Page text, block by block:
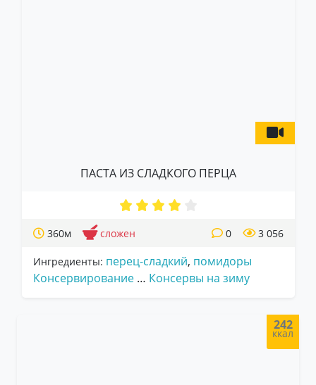
ПАСТА ИЗ СЛАДКОГО ПЕРЦА
360м сложен 3 056
0
Ингредиенты: перец-сладкий, помидоры
Консервирование… Консервы на зиму
242
ккал